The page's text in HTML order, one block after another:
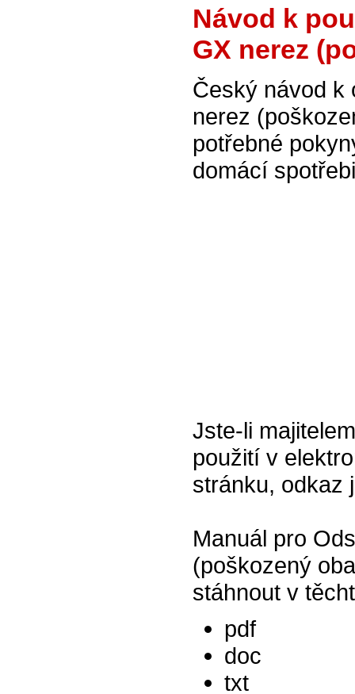
Návod k
GX nerez
Český návod k
nerez
potřebné
domácí
Jste-li
použití v
stránku, odkaz
Manuál pro
(poškozený
stáhnout v
pdf
doc
txt